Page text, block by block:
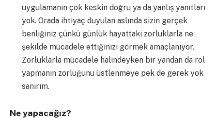
uygulamanın çok keskin doğru ya da yanlış yanıtları
yok. Orada ihtiyaç duyulan aslında sizin gerçek
benliğiniz çünkü günlük hayattaki zorluklarla ne
şekilde mücadele ettiğinizi görmek amaçlanıyor.
Zorluklarla mücadele halindeyken bir yandan da rol
yapmanın zorluğunu üstlenmeye pek de gerek yok
sanırım.
Ne yapacağız?